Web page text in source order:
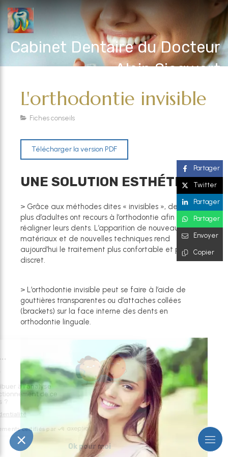
Cabinet Dentaire du Docteur
Alain Siegwart
L'orthodontie invisible
Fiches conseils
Télécharger la version PDF
UNE SOLUTION ESTHÉTIQUE
> Grâce aux méthodes dites « invisibles », de plus en
plus d’adultes ont recours à l’orthodontie afin de
réaligner leurs dents. L’apparition de nouveaux
matériaux et de nouvelles techniques rend
aujourd’hui le traitement plus confortable et plus
discret.
> L’orthodontie invisible peut se faire à l’aide de
gouttières transparentes ou d’attaches collées
(brackets) sur la face interne des dents en
orthodontie linguale.
Partager
Twitter
Partager
Partager
Envoyer
Copier